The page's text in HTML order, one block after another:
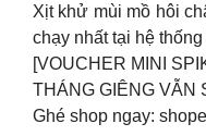
Xịt khử mùi mồ hôi
chạy nhất tại hệ
[VOUCHER MINI
THÁNG GIÊNG VẪN
Ghé shop ngay: